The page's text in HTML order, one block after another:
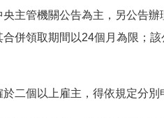
主管機關公告為主，另公告
併領取期間以24個月為限；
二個以上雇主，得依規定分別